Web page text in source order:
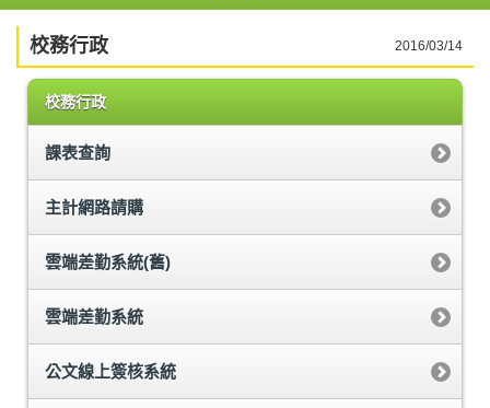
校務行政 2016/03/14
校務行政
課表查詢
主計網路請購
雲端差勤系統(舊)
雲端差勤系統
公文線上簽核系統